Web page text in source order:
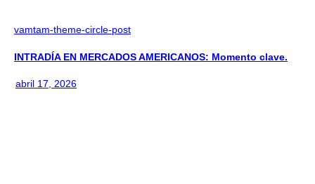
vamtam-theme-circle-post
INTRADÍA EN MERCADOS AMERICANOS: Momento clave.
abril 17, 2026